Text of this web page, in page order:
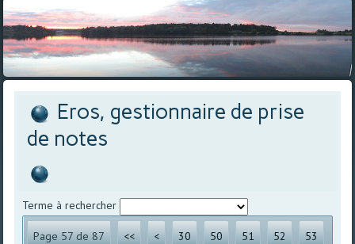
Eros, gestionnaire de prise
de notes
Terme à rechercher
Page 57 de 87 << < 30 50 51 52 53